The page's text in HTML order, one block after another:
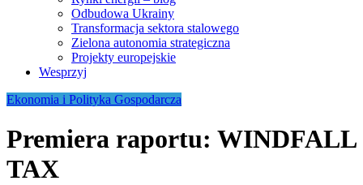
Odbudowa Ukrainy
Transformacja sektora stalowego
Zielona autonomia strategiczna
Projekty europejskie
Wesprzyj
Ekonomia i Polityka Gospodarcza
Premiera raportu: WINDFALL
TAX